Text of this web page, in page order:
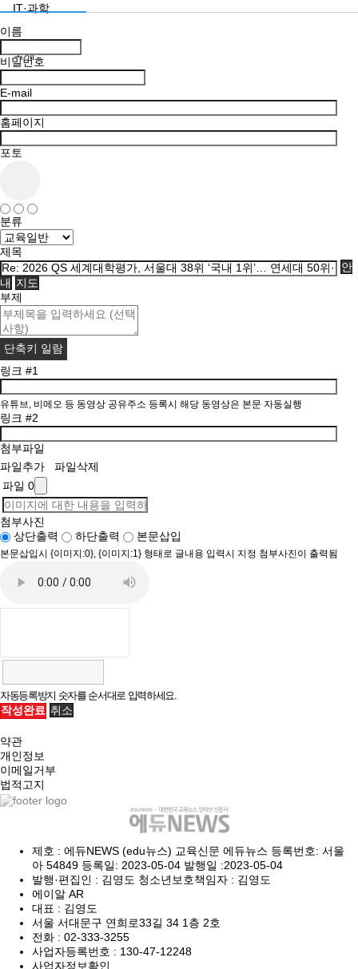
IT·과학
국제
이름
비밀번호
E-mail
홈페이지
포토
분류
제목
안
내 지도
부제
단축키 일람
링크 #1
유튜브, 비메오 등 동영상 공유주소 등록시 해당 동영상은 본문 자동실행
링크 #2
첨부파일
파일추가
파일삭제
파일 0
첨부사진
상단출력
하단출력 본문삽입
본문삽입시 {이미지:0}, {이미지:1} 형태로 글내용 입력시 지정 첨부사진이 출력됨
자동등록방지 숫자를 순서대로 입력하세요.
작성완료 취소
약관
개인정보
이메일거부
법적고지
제호 : 에듀NEWS (edu뉴스) 교육신문 에듀뉴스 등록번호: 서울
아 54849 등록일: 2023-05-04 발행일 :2023-05-04
발행·편집인 : 김영도 청소년보호책임자 : 김영도
에이알 AR
대표 : 김영도
서울 서대문구 연희로33길 34 1층 2호
전화 : 02-333-3255
사업자등록번호 : 130-47-12248
사업자정보확인